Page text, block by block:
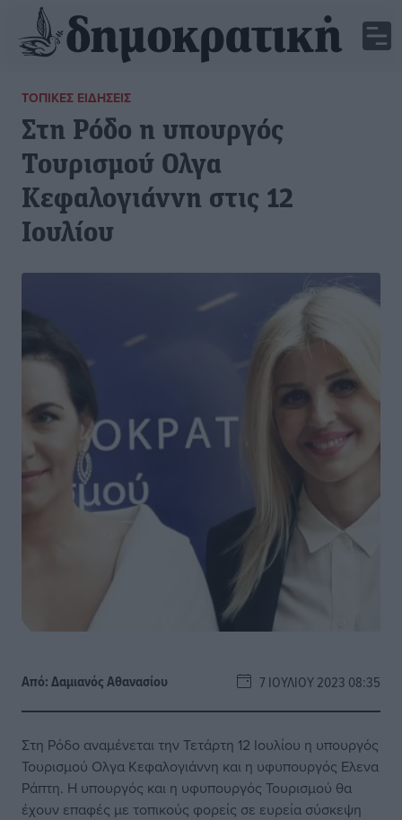
ΤΟΠΙΚΈΣ ΕΙΔΉΣΕΙΣ
Στη Ρόδο η υπουργός
Τουρισμού Ολγα
Κεφαλογιάννη στις 12
Ιουλίου
Από:Δαμιανός Αθανασίου 7 ΙΟΥΛΊΟΥ 2023 08:35
Στη Ρόδο αναμένεται την Τετάρτη 12 Ιουλίου η υπουργός
Τουρισμού Ολγα Κεφαλογιάννη και η υφυπουργός Ελενα
Ράπτη. Η υπουργός και η υφυπουργός Τουρισμού θα
έχουν επαφές με τοπικούς φορείς σε ευρεία σύσκεψη